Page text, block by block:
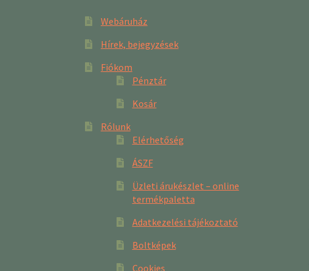
Webáruház
Hírek, bejegyzések
Fiókom
Pénztár
Kosár
Rólunk
Elérhetőség
ÁSZF
Üzleti árukészlet – online
termékpaletta
Adatkezelési tájékoztató
Boltképek
Cookies